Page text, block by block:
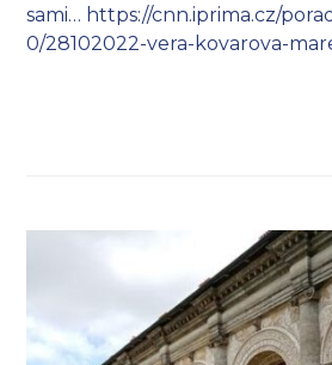
sami… https://cnn.iprima.cz/
0/28102022-vera-kovarova-